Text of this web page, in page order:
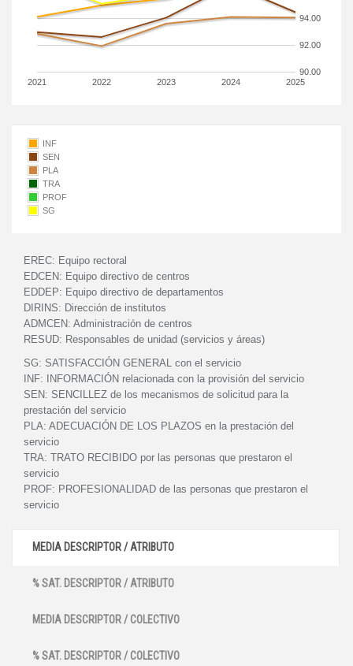
2021 2022 2023 2024 2025
90.00
92.00
94.00
INF
SEN
PLA
TRA
PROF
SG
EREC: Equipo rectoral
EDCEN: Equipo directivo de centros
EDDEP: Equipo directivo de departamentos
DIRINS: Dirección de institutos
ADMCEN: Administración de centros
RESUD: Responsables de unidad (servicios y áreas)
SG: SATISFACCIÓN GENERAL con el servicio
INF:
INFORMACIÓN relacionada con la provisión del servicio
SEN: SENCILLEZ de los mecanismos de solicitud para la
prestación del servicio
PLA: ADECUACIÓN DE LOS PLAZOS en la prestación del
servicio
TRA: TRATO RECIBIDO por las personas que prestaron el
servicio
PROF: PROFESIONALIDAD de las personas que prestaron el
servicio
MEDIA DESCRIPTOR / ATRIBUTO
% SAT. DESCRIPTOR / ATRIBUTO
MEDIA DESCRIPTOR / COLECTIVO
% SAT. DESCRIPTOR / COLECTIVO